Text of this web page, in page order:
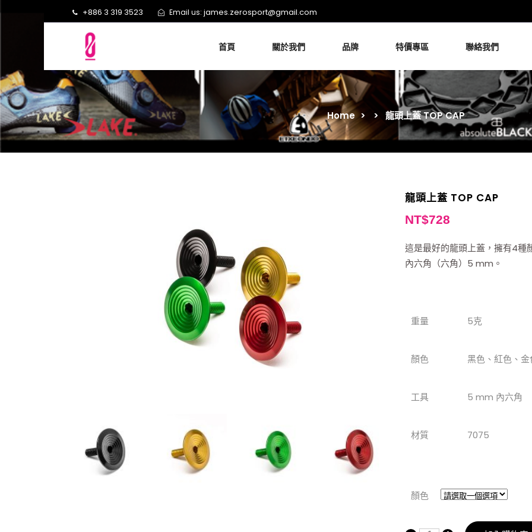
+886 3 319 3523 Email us: james.zerosport@gmail.com
首頁 關於我們 品牌 特價專區 聯絡我們
Home > > 龍頭上蓋 TOP CAP
龍頭上蓋 TOP CAP
NT$728
這是最好的龍頭上蓋，擁有4種
內六角（六角）5 mm。
重量 5克
顏色 黑色、紅色、
工具 5 mm 內六角
材質 7075
顏色